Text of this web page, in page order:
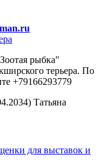
рыбка"
терьера. По
+79166293779
Татьяна
для выставок и